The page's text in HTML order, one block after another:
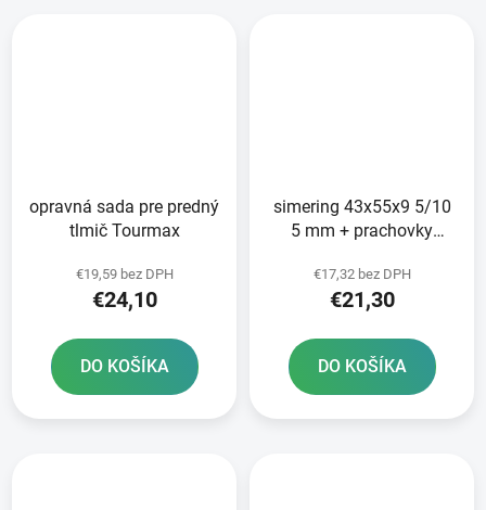
opravná sada pre predný
tlmič Tourmax
€19,59 bez DPH
€24,10
DO KOŠÍKA
simering 43x55x9 5/10
5 mm + prachovky
pre vidlice Tourmax
€17,32 bez DPH
€21,30
DO KOŠÍKA